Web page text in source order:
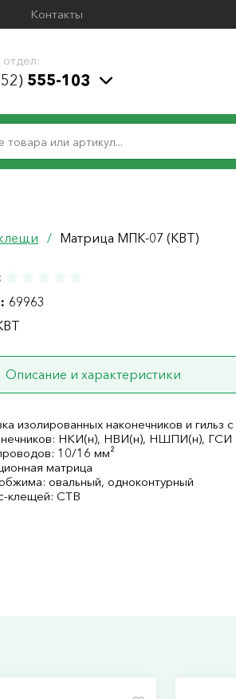
Контакты
555-103
/ Матрица МПК-07 (КВТ)
69963
Описание и характеристики
изолированных наконечников и гильз
НКИ(н), НВИ(н), НШПИ(н), ГСИ
10/16 мм²
матрица
овальный, одноконтурный
клещей: CTB